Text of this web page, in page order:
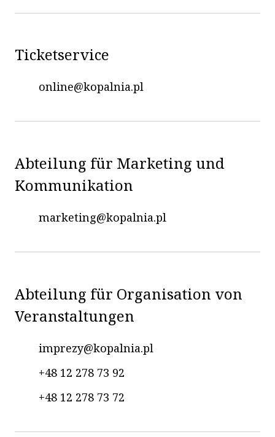
Ticketservice
online@kopalnia.pl
Abteilung für Marketing und
Kommunikation
marketing@kopalnia.pl
Abteilung für Organisation von
Veranstaltungen
imprezy@kopalnia.pl
+48 12 278 73 92
+48 12 278 73 72